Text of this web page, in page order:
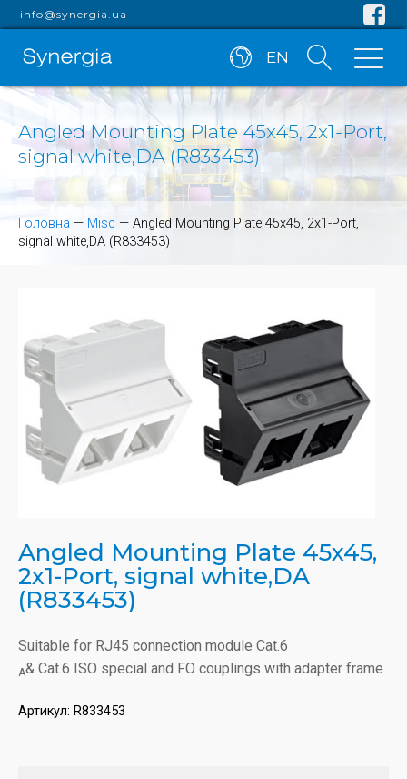
info@synergia.ua
EN
Angled Mounting Plate 45x45, 2x1-Port,
signal white,DA (R833453)
Головна — Misc — Angled Mounting Plate 45x45, 2x1-Port,
signal white,DA (R833453)
Angled Mounting Plate 45x45,
2x1-Port, signal white,DA
(R833453)
Suitable for RJ45 connection module Cat.6
A& Cat.6 ISO special and FO couplings with adapter frame
Артикул: R833453